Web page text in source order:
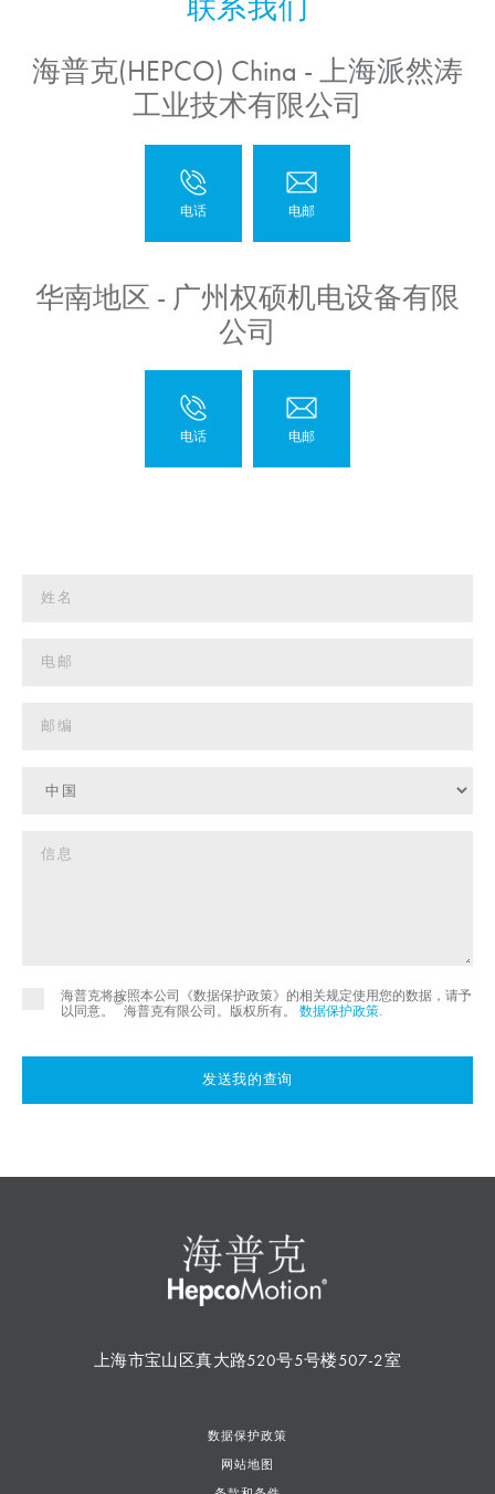
海普克(HEPCO) China - 上海派然涛
工业技术有限公司
华南地区 - 广州权硕机电设备有限
公司
海普克将按照本公司《数据保护政策》的相关规定使用您的数据，请予
以同意。
©
海普克有限公司。版权所有。 数据保护政策.
发送我的查询
上海市宝山区真大路520号5号楼507-2室
数据保护政策
网站地图